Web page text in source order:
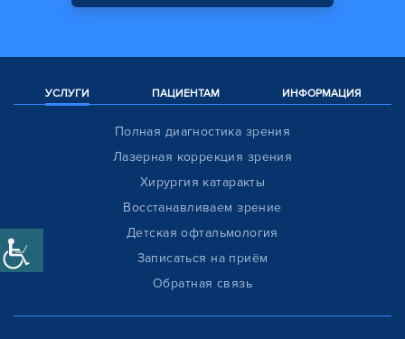
УСЛУГИ ПАЦИЕНТАМ ИНФОРМАЦИЯ
Полная диагностика зрения
Лазерная коррекция зрения
Хирургия катаракты
Восстанавливаем зрение
Детская офтальмология
Записаться на приём
Обратная связь